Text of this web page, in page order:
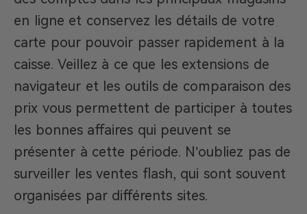
en ligne et conservez les détails de votre
carte pour pouvoir passer rapidement à la
caisse. Veillez à ce que les extensions de
navigateur et les outils de comparaison des
prix vous permettent de participer à toutes
les bonnes affaires qui peuvent se
présenter à cette période. N’oubliez pas de
surveiller les ventes flash, qui sont souvent
organisées par différents sites.